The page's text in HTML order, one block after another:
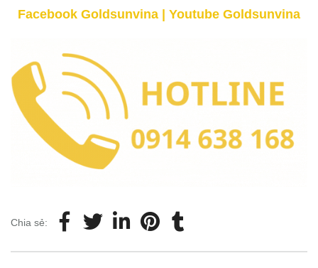
Facebook Goldsunvina Youtube Goldsunvina
Chia sẻ: